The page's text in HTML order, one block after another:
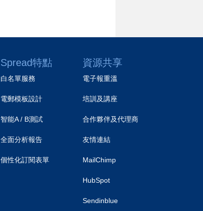
Spread特點
白名單服務
電郵模板設計
智能A / B測試
全面分析報告
個性化訂閱表單
資源共享
電子報重溫
培訓及講座
合作夥伴及代理商
友情連結
MailChimp
HubSpot
Sendinblue